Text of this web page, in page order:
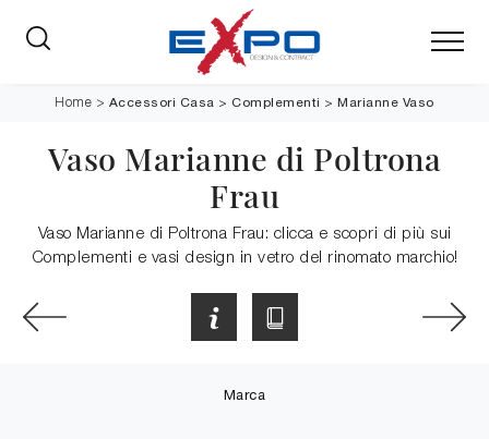
Home > Accessori Casa > Complementi >Marianne Vaso
Vaso Marianne di Poltrona
Frau
Vaso Marianne di Poltrona Frau: clicca e scopri di più sui
Complementi e vasi design in vetro del rinomato marchio!
Marca